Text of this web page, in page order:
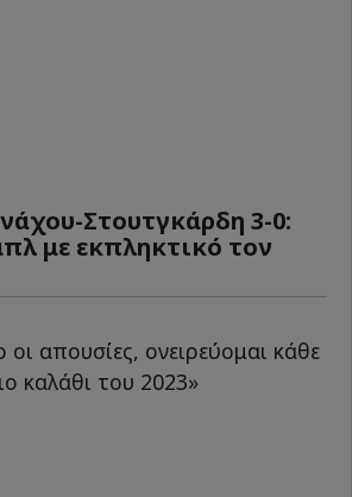
Στουτγκάρδη 3-0:
με εκπληκτικό τον